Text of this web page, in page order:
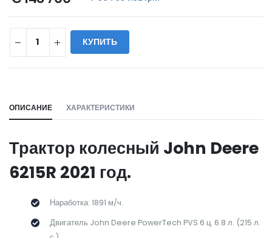
КУПИТЬ
ОПИСАНИЕ ХАРАКТЕРИСТИКИ
Трактор колесный John Deere
6215R 2021 год.
Наработка: 1891 м/ч.
Двигатель John Deere PowerTech PVS 6 ц. 6.8 л. (215 л.